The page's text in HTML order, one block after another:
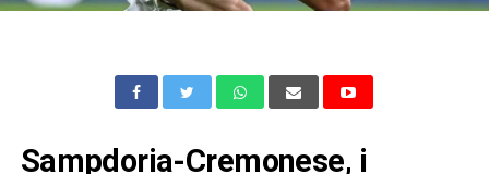
Sampdoria-Cremonese, i